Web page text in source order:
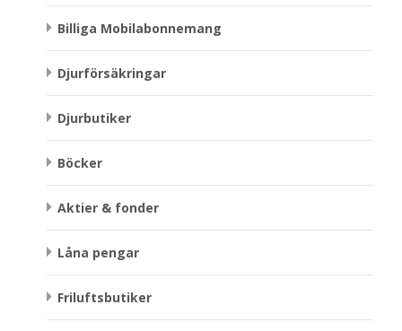
Billiga Mobilabonnemang
Djurförsäkringar
Djurbutiker
Böcker
Aktier & fonder
Låna pengar
Friluftsbutiker